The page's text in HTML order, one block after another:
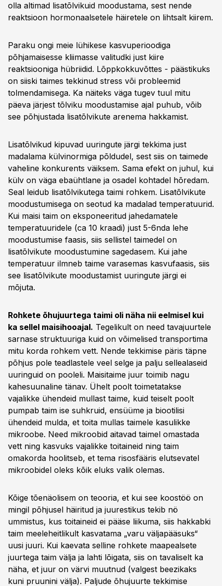
olla altimad lisatõlvikuid moodustama, sest nende
reaktsioon hormonaalsetele häiretele on lihtsalt kiirem.
Paraku ongi meie lühikese kasvuperioodiga
põhjamaisesse kliimasse valitudki just kiire
reaktsiooniga hübriidid. Lõppkokkuvõttes - päästikuks
on siiski taimes tekkinud stress või probleemid
tolmendamisega. Ka näiteks väga tugev tuul mitu
päeva järjest tõlviku moodustamise ajal puhub, võib
see põhjustada lisatõlvikute arenema hakkamist.
Lisatõlvikud kipuvad uuringute järgi tekkima just
madalama külvinormiga põldudel, sest siis on taimede
vaheline konkurents väiksem. Sama efekt on juhul, kui
külv on väga ebaühtlane ja osadel kohtadel hõredam.
Seal leidub lisatõlvikutega taimi rohkem. Lisatõlvikute
moodustumisega on seotud ka madalad temperatuurid.
Kui maisi taim on eksponeeritud jahedamatele
temperatuuridele (ca 10 kraadi) just 5-6nda lehe
moodustumise faasis, siis sellistel taimedel on
lisatõlvikute moodustumine sagedasem. Kui jahe
temperatuur ilmneb taime varasemas kasvufaasis, siis
see lisatõlvikute moodustamist uuringute järgi ei
mõjuta.
Rohkete õhujuurtega taimi oli näha nii eelmisel kui
ka sellel maisihooajal. Tegelikult on need tavajuurtele
sarnase struktuuriga kuid on võimelised transportima
mitu korda rohkem vett. Nende tekkimise päris täpne
põhjus pole teadlastele veel selge ja palju sellealaseid
uuringuid on pooleli. Maisitaime juur toimib nagu
kahesuunaline tänav. Ühelt poolt toimetatakse
vajalikke ühendeid mullast taime, kuid teiselt poolt
pumpab taim ise suhkruid, ensüüme ja biootilisi
ühendeid mulda, et toita mullas taimele kasulikke
mikroobe. Need mikroobid aitavad taimel omastada
vett ning kasvuks vajalikke toitaineid ning taim
omakorda hoolitseb, et tema risosfääris elutsevatel
mikroobidel oleks kõik eluks valik olemas.
Kõige tõenäolisem on teooria, et kui see koostöö on
mingil põhjusel häiritud ja juurestikus tekib nö
ummistus, kus toitaineid ei pääse liikuma, siis hakkabki
taim meeleheitlikult kasvatama „varu väljapääsuks“
uusi juuri. Kui kaevata selline rohkete maapealsete
juurtega taim välja ja lahti lõigata, siis on tavaliselt ka
näha, et juur on värvi muutnud (valgest beezikaks
kuni pruunini välja). Paljude õhujuurte tekkimise